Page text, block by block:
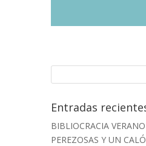
Entradas
BIBLIOCRACIA
PEREZOSAS Y UN